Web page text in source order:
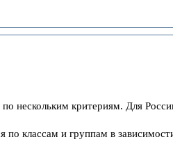
по нескольким критериям. Для
по классам и группам в